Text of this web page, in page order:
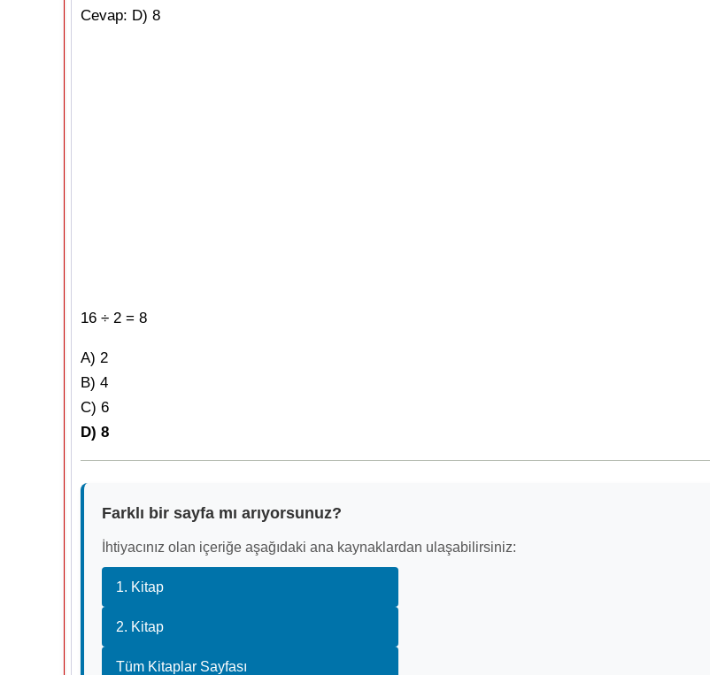
Cevap: D) 8
16 ÷ 2 = 8
A) 2
B) 4
C) 6
D) 8
Farklı bir sayfa mı arıyorsunuz?
İhtiyacınız olan içeriğe aşağıdaki ana kaynaklardan ulaşabilirsiniz:
1. Kitap
2. Kitap
Tüm Kitaplar Sayfası